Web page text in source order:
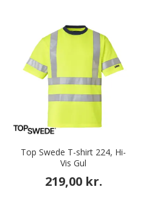
Top Swede T-shirt 224, Hi-
Vis Gul
219,00 kr.